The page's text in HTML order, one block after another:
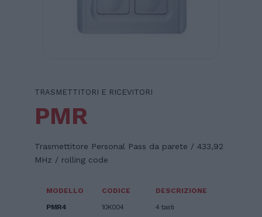
TRASMETTITORI E RICEVITORI
PMR
Trasmettitore Personal Pass da parete / 433,92
MHz / rolling code
MODELLO CODICE
DESCRIZIONE
PMR4
10K004 4 tasti